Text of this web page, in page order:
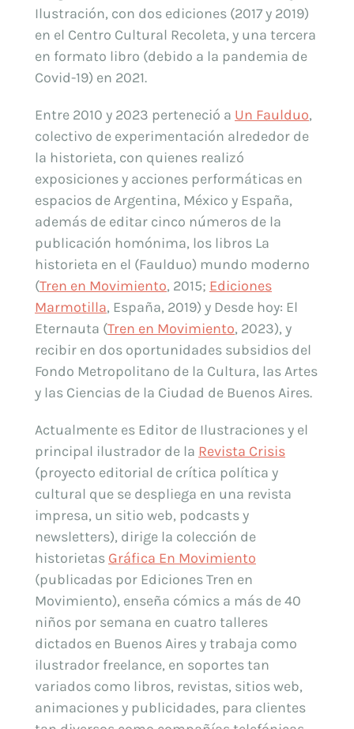
Ilustración, con dos ediciones (2017 y 2019)
en el Centro Cultural Recoleta, y una tercera
en formato libro (debido a la pandemia de
Covid-19) en 2021.
Entre 2010 y 2023 perteneció a Un Faulduo,
colectivo de experimentación alrededor de
la historieta, con quienes realizó
exposiciones y acciones performáticas en
espacios de Argentina, México y España,
además de editar cinco números de la
publicación homónima, los libros La
historieta en el (Faulduo) mundo moderno
(Tren en Movimiento, 2015; Ediciones
Marmotilla, España, 2019) y Desde hoy: El
Eternauta (Tren en Movimiento, 2023), y
recibir en dos oportunidades subsidios del
Fondo Metropolitano de la Cultura, las Artes
y las Ciencias de la Ciudad de Buenos Aires.
Actualmente es Editor de Ilustraciones y el
principal ilustrador de la Revista Crisis
(proyecto editorial de crítica política y
cultural que se despliega en una revista
impresa, un sitio web, podcasts y
newsletters), dirige la colección de
historietas Gráfica En Movimiento
(publicadas por Ediciones Tren en
Movimiento), enseña cómics a más de 40
niños por semana en cuatro talleres
dictados en Buenos Aires y trabaja como
ilustrador freelance, en soportes tan
variados como libros, revistas, sitios web,
animaciones y publicidades, para clientes